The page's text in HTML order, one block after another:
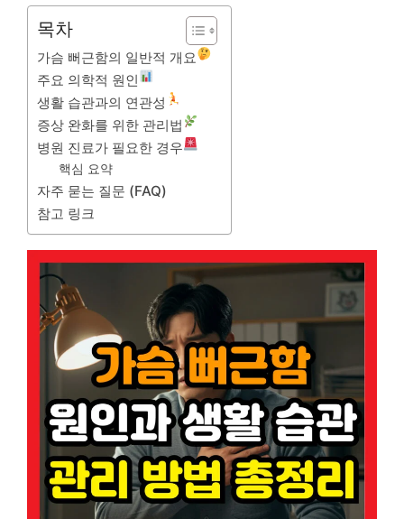
목차
가슴 뻐근함의 일반적 개요
주요 의학적 원인
생활 습관과의 연관성
증상 완화를 위한 관리법
병원 진료가 필요한 경우
핵심 요약
자주 묻는 질문 (FAQ)
참고 링크